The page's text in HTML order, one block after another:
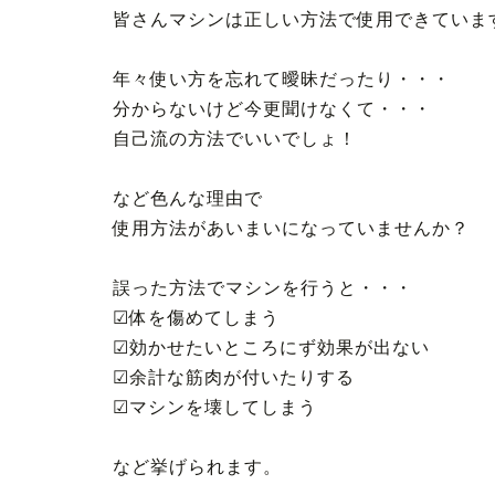
皆さんマシンは正しい方法で使用できていま
年々使い方を忘れて曖昧だったり・・・
分からないけど今更聞けなくて・・・
自己流の方法でいいでしょ！
など色んな理由で
使用方法があいまいになっていませんか？
誤った方法でマシンを行うと・・・
☑体を傷めてしまう
☑効かせたいところにず効果が出ない
☑余計な筋肉が付いたりする
☑マシンを壊してしまう
など挙げられます。